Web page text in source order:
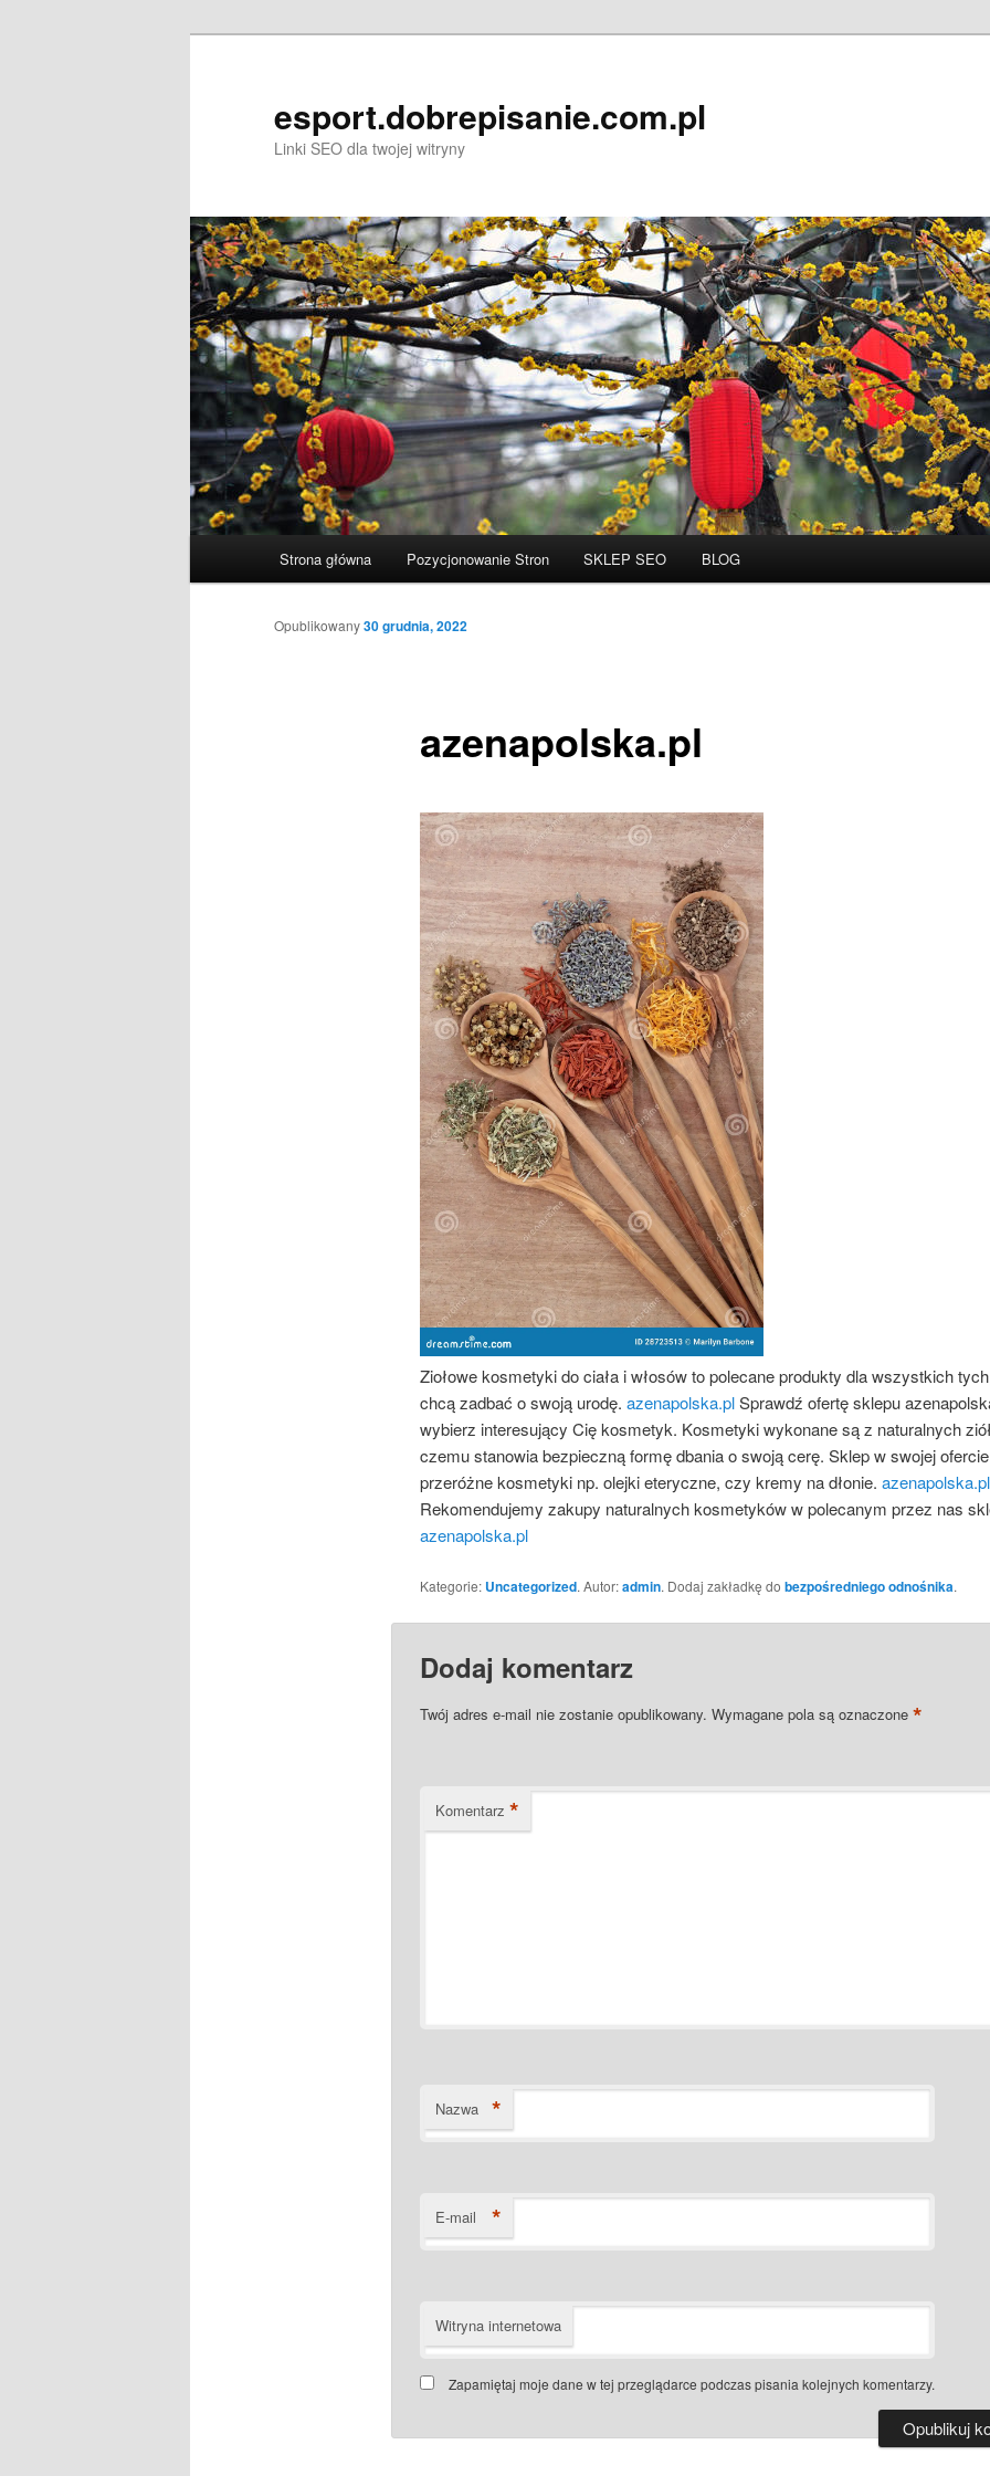
esport.dobrepisanie.com.pl
Linki SEO dla twojej witryny
Strona główna Pozycjonowanie Stron SKLEP SEO BLOG
azenapolska.pl
Opublikowany30 grudnia, 2022
Ziołowe kosmetyki do ciała i włosów to polecane produkty dla wszystkich
chcą zadbać o swoją urodę. azenapolska.plSprawdź ofertę sklepu
wybierz interesujący Cię kosmetyk. Kosmetyki wykonane są z naturalnych
czemu stanowia bezpieczną formę dbania o swoją cerę. Sklep w swojej
przeróżne kosmetyki np. olejki eteryczne, czy kremy na dłonie. azenapolska.pl
Rekomendujemy zakupy naturalnych kosmetyków w polecanym przez nas
azenapolska.pl
Kategorie: Uncategorized. Autor:admin. Dodaj zakładkę do bezpośredniego odnośnika.
Dodaj komentarz
Twój adres e-mail nie zostanie opublikowany. Wymagane pola są oznaczone *
Komentarz *
Nazwa *
E-mail *
Witryna internetowa
Zapamiętaj moje dane w tej przeglądarce podczas pisania kolejnych komentarzy.